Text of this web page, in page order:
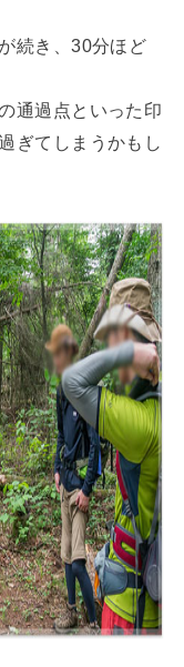
続き、30分ほど
通過点といった印
ぎてしまうかもし